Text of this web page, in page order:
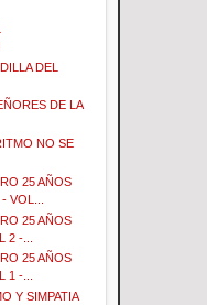
DEL
DE LA
NO SE
25 AÑOS
VOL...
25 AÑOS
2 -...
25 AÑOS
1 -...
Y SIMPATIA